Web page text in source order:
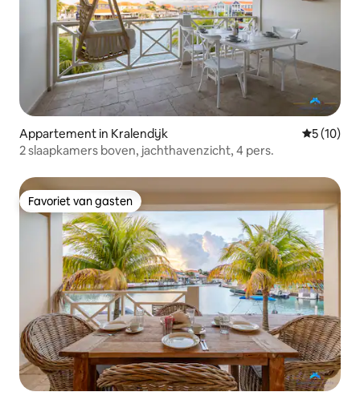
Appartement in Kralendijk
5 (10)
2 slaapkamers boven, jachthavenzicht, 4 pers.
Favoriet van gasten
Favoriet van gasten